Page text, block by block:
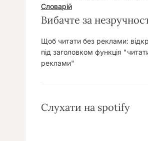
Словарій
Вибачте за
Щоб читати без реклами:
під заголовком функція
реклами"
Слухати на spotify